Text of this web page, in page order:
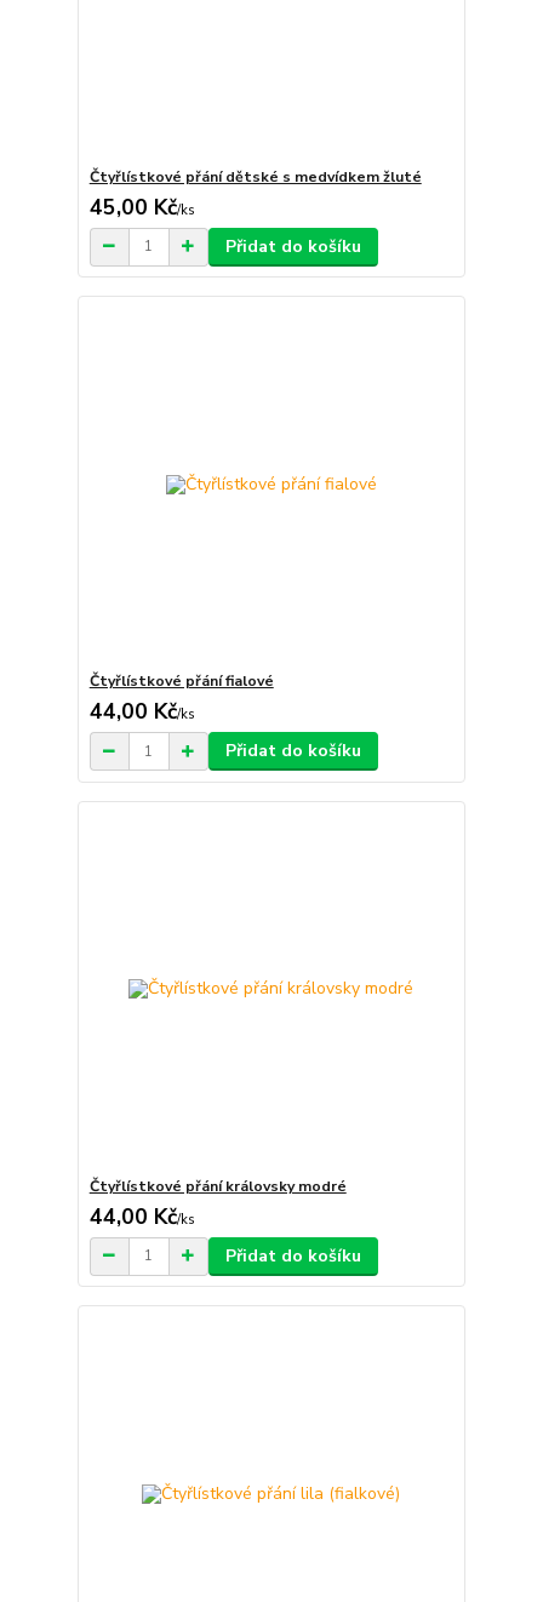
Čtyřlístkové přání dětské s medvídkem žluté
45,00 Kč/ks
Přidat do košíku
Čtyřlístkové přání fialové
44,00 Kč/ks
Přidat do košíku
Čtyřlístkové přání královsky modré
44,00 Kč/ks
Přidat do košíku